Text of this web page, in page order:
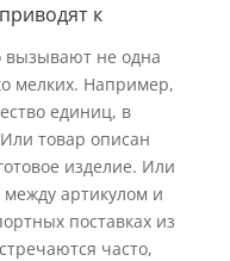
к
вызывают не одна
мелких. Например,
единиц, в
товар описан
изделие. Или
между артикулом и
поставках из
часто,